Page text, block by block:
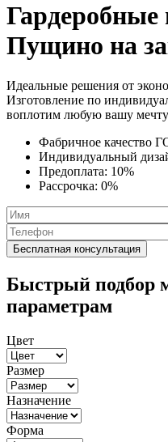
Пущино на
Идеальные решения от
Изготовление по
воплотим любую вашу
Фабричное качество
Индивидуальный
Предоплата: 10%
Рассрочка: 0%
Быстрый подбор
параметрам
Цвет
Размер
Назначение
Форма